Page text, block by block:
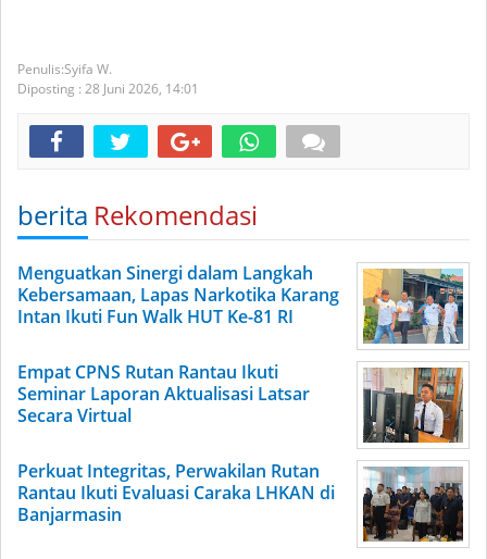
Syifa W.
Diposting : 28 Juni 2026, 14:01
berita Rekomendasi
Menguatkan Sinergi dalam Langkah
Kebersamaan, Lapas Narkotika Karang
Intan Ikuti Fun Walk HUT Ke-81 RI
Empat CPNS Rutan Rantau Ikuti
Seminar Laporan Aktualisasi Latsar
Secara Virtual
Perkuat Integritas, Perwakilan Rutan
Rantau Ikuti Evaluasi Caraka LHKAN di
Banjarmasin